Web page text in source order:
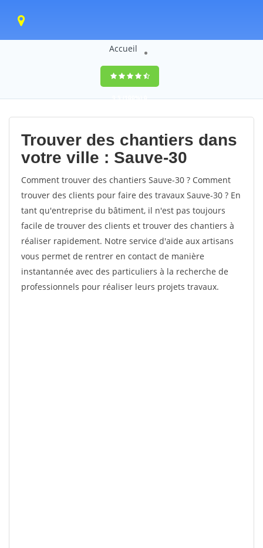
Accueil
9,5(100%)0
votes
Trouver des chantiers dans
votre ville : Sauve-30
Comment trouver des chantiers Sauve-30 ? Comment
trouver des clients pour faire des travaux Sauve-30 ? En
tant qu'entreprise du bâtiment, il n'est pas toujours
facile de trouver des clients et trouver des chantiers à
réaliser rapidement. Notre service d'aide aux artisans
vous permet de rentrer en contact de manière
instantannée avec des particuliers à la recherche de
professionnels pour réaliser leurs projets travaux.